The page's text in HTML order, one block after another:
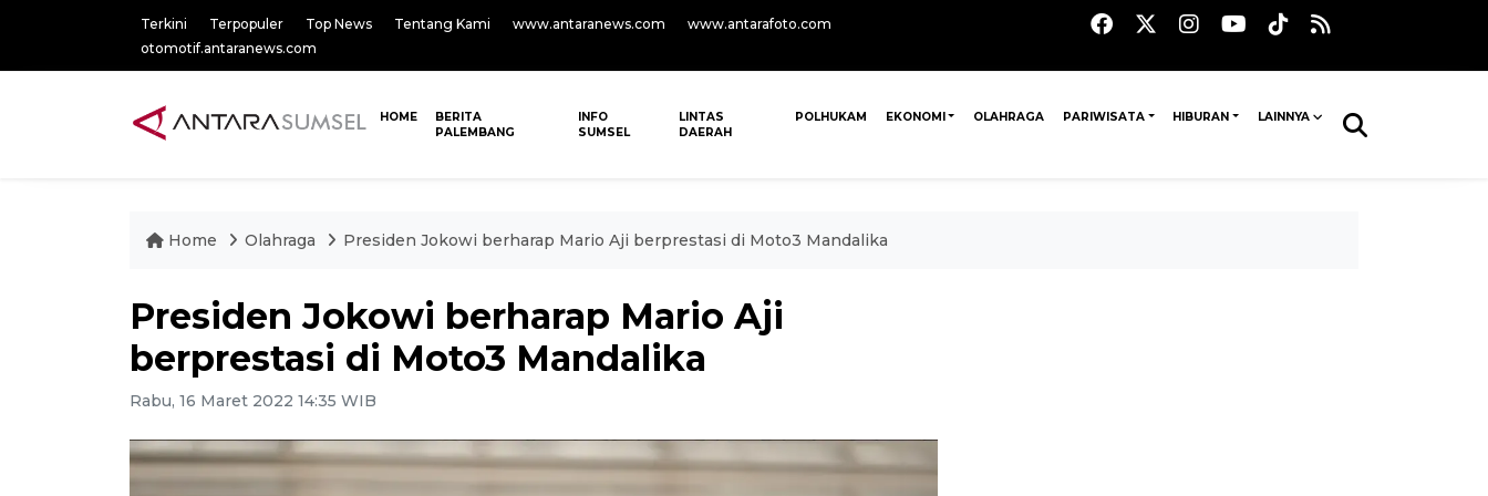
Terkini Terpopuler Top News Tentang Kami www.antaranews.com
www.antarafoto.com
otomotif.antaranews.com
HOME
BERITA
PALEMBANG
INFO
SUMSEL
LINTAS
DAERAH
POLHUKAM EKONOMI OLAHRAGA PARIWISATA HIBURAN LAINNYA
Home Olahraga Presiden Jokowi berharap Mario Aji berprestasi di Moto3 Mandalika
Presiden Jokowi berharap Mario Aji
berprestasi di Moto3 Mandalika
Rabu, 16 Maret 2022 14:35 WIB